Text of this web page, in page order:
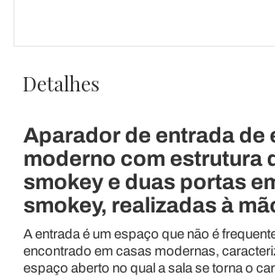
Detalhes
Aparador de entrada de
moderno com estrutura
smokey e duas portas
smokey, realizadas à
A entrada é um espaço que não é
encontrado em casas modernas,
espaço aberto no qual a sala se torna o